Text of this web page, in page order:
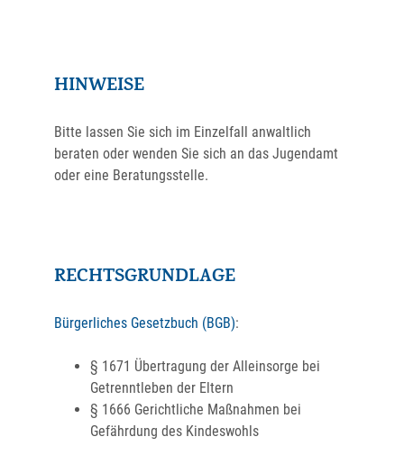
HINWEISE
Bitte lassen Sie sich im Einzelfall anwaltlich
beraten oder wenden Sie sich an das Jugendamt
oder eine Beratungsstelle.
RECHTSGRUNDLAGE
Bürgerliches Gesetzbuch (BGB):
§ 1671 Übertragung der Alleinsorge bei
Getrenntleben der Eltern
§ 1666 Gerichtliche Maßnahmen bei
Gefährdung des Kindeswohls